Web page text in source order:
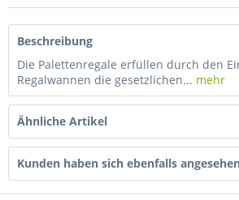
Beschreibung
Die Palettenregale erfüllen durch den
Regalwannen die gesetzlichen... mehr
Ähnliche Artikel
Kunden haben sich ebenfalls